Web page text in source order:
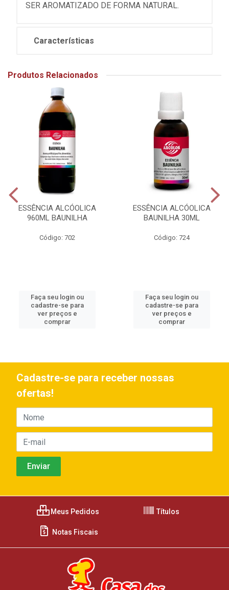
SER AROMATIZADO DE FORMA NATURAL.
Características
Produtos Relacionados
ESSÊNCIA ALCÓOLICA
960ML BAUNILHA
Código: 702
Faça seu login ou
cadastre-se para
ver preços e
comprar
ESSÊNCIA ALCÓOLICA
BAUNILHA 30ML
Código: 724
Faça seu login ou
cadastre-se para
ver preços e
comprar
Cadastre-se para receber nossas
ofertas!
Meus Pedidos Títulos
Notas Fiscais